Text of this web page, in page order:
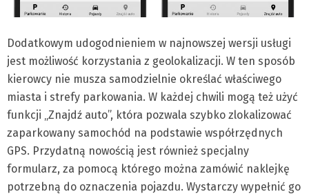
Dodatkowym udogodnieniem w najnowszej wersji usługi
jest możliwość korzystania z geolokalizacji. W ten sposób
kierowcy nie musza samodzielnie określać właściwego
miasta i strefy parkowania. W każdej chwili mogą też użyć
funkcji „Znajdź auto”, która pozwala szybko zlokalizować
zaparkowany samochód na podstawie współrzędnych
GPS. Przydatną nowością jest również specjalny
formularz, za pomocą którego można zamówić naklejkę
potrzebną do oznaczenia pojazdu. Wystarczy wypełnić go